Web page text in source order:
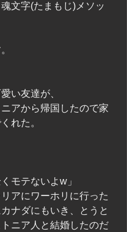
魂文字(たまもじ)メソッ
い友達が、
アから帰国したので家
れた。
モテないよw」
アにワーホリに行った
ナダにもいき、とうと
ニア人と結婚したのだ